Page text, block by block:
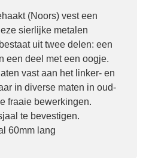
(Noors) vest een
sierlijke metalen
uit twee delen: een
een deel met een oogje.
vast aan het linker- en
in diverse maten in oud-
fraaie bewerkingen.
te bevestigen.
60mm lang